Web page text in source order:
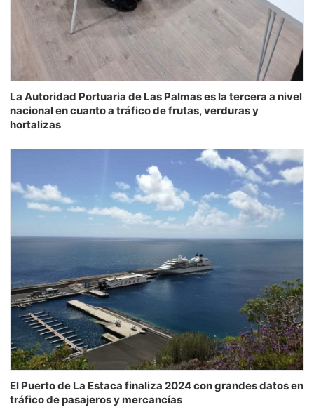
La Autoridad Portuaria de Las Palmas es la tercera a nivel
nacional en cuanto a tráfico de frutas, verduras y
hortalizas
El Puerto de La Estaca finaliza 2024 con grandes datos en
tráfico de pasajeros y mercancías